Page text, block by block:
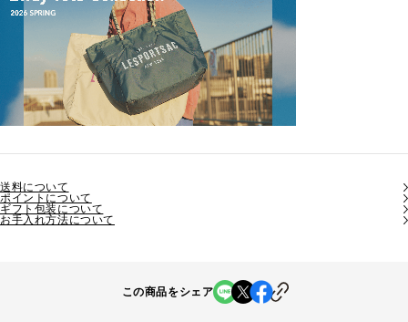
送料について
ポイントについて
ギフト包装について
お手入れ方法について
この商品をシェア